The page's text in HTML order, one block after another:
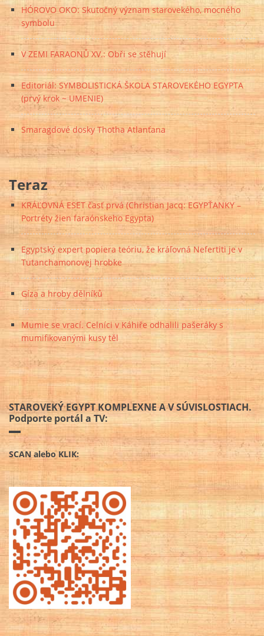
HÓROVO OKO: Skutočný význam starovekého, mocného
symbolu
V ZEMI FARAONŮ XV.: Obři se stěhují
Editoriál: SYMBOLISTICKÁ ŠKOLA STAROVEKÉHO EGYPTA
(prvý krok ~ UMENIE)
Smaragdové dosky Thotha Atlanťana
Teraz
KRÁĽOVNÁ ESET časť prvá (Christian Jacq: EGYPŤANKY –
Portréty žien faraónskeho Egypta)
Egyptský expert popiera teóriu, že kráľovná Nefertiti je v
Tutanchamonovej hrobke
Gíza a hroby dělníků
Mumie se vrací. Celníci v Káhiře odhalili pašeráky s
mumifikovanými kusy těl
STAROVEKÝ EGYPT KOMPLEXNE A V SÚVISLOSTIACH.
Podporte portál a TV:
SCAN alebo KLIK: